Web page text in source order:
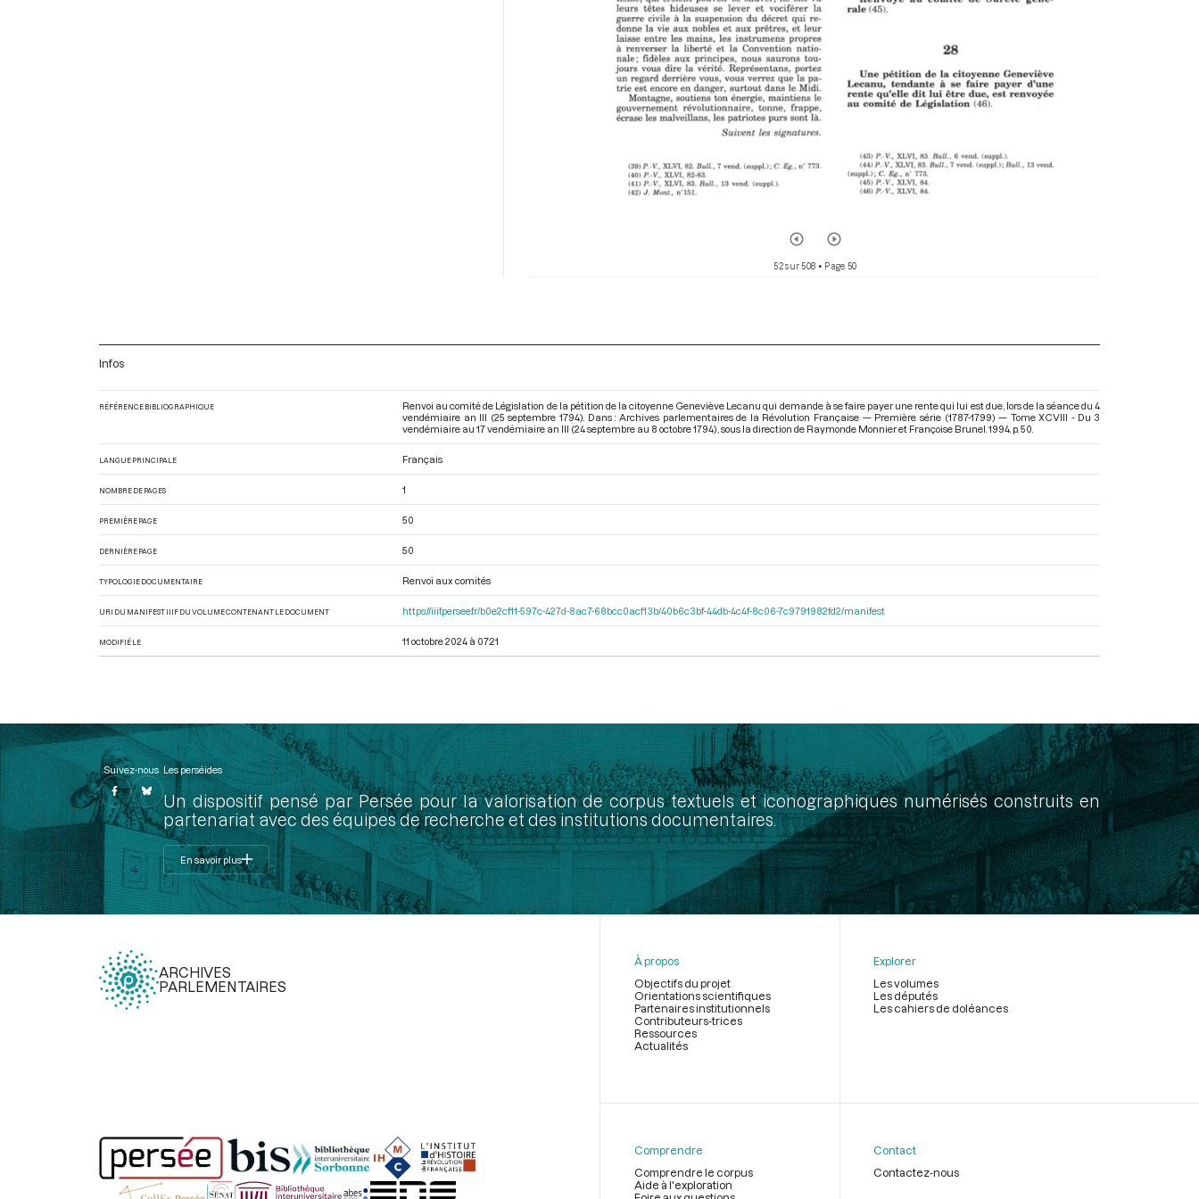
52 sur 508 • Page 50
Infos
RÉFÉRENCE BIBLIOGRAPHIQUE
Renvoi au comité de Législation de la pétition de la citoyenne Geneviève Lecanu qui demande à se faire payer une rente qui lui est due, lors de la séance du 4
vendémiaire an III (25 septembre 1794). Dans : Archives parlementaires de la Révolution Française — Première série (1787-1799) — Tome XCVIII - Du 3
vendémiaire au 17 vendémiaire an III (24 septembre au 8 octobre 1794) , sous la direction de Raymonde Monnier et Françoise Brunel. 1994. p. 50.
LANGUE PRINCIPALE Français
NOMBRE DE PAGES 1
PREMIÈRE PAGE 50
DERNIÈRE PAGE 50
TYPOLOGIE DOCUMENTAIRE Renvoi aux comités
URI DU MANIFEST IIIF DU VOLUME CONTENANT LE DOCUMENT https://iiif.persee.fr/b0e2cf11-597c-427d-8ac7-68bcc0acf13b/40b6c3bf-44db-4c4f-8c06-7c9791982fd2/manifest
MODIFIÉ LE 11 octobre 2024 à 07:21
Suivez-nous Les perséides
Un dispositif pensé par Persée pour la valorisation de corpus textuels et iconographiques numérisés construits en
partenariat avec des équipes de recherche et des institutions documentaires.
En savoir plus
ARCHIVES
PARLEMENTAIRES
page
À propos
Objectifs du projet
Orientations scientifiques
Partenaires institutionnels
Contributeurs-trices
Ressources
Actualités
Explorer
Les volumes
Les députés
Les cahiers de doléances
Comprendre
Comprendre le corpus
Aide à l'exploration
Contact
Contactez-nous